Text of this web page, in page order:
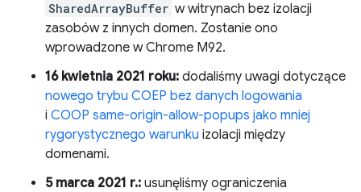
SharedArrayBuffer w witrynach bez izolacji
zasobów z innych domen. Zostanie ono
wprowadzone w Chrome M92.
16 kwietnia 2021 roku: dodaliśmy uwagi dotyczące
nowego trybu COEP bez danych logowania
i COOP same-origin-allow-popups jako mniej
rygorystycznego warunku izolacji między
domenami.
5 marca 2021 r.: usunęliśmy ograniczenia